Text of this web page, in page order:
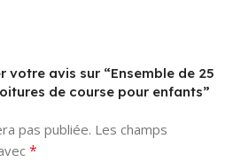
votre avis sur “Ensemble de 25
de course pour enfants”
pas publiée. Les champs
*